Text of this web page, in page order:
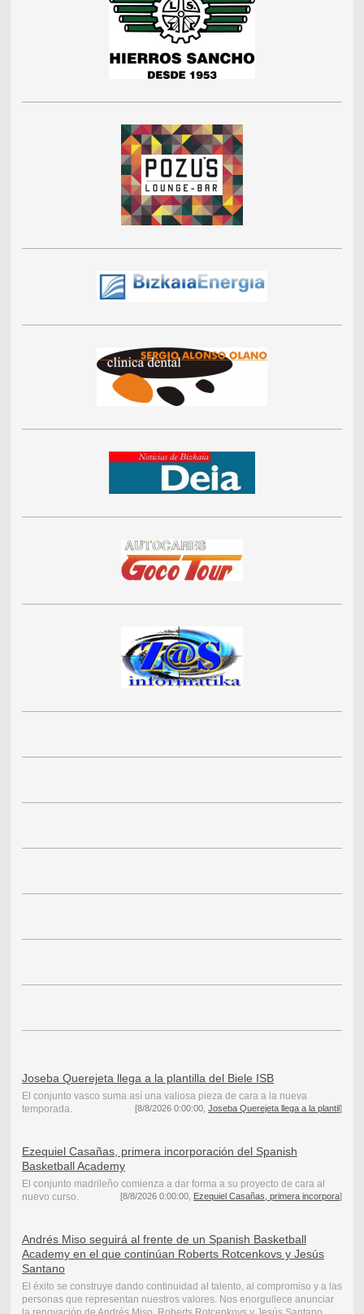
Joseba Querejeta llega a la plantilla del Biele ISB
El conjunto vasco suma así una valiosa pieza de cara a la nueva
temporada.
[8/8/2026 0:00:00,Joseba Querejeta llega a la plantil]
Ezequiel Casañas, primera incorporación del Spanish
Basketball Academy
El conjunto madrileño comienza a dar forma a su proyecto de cara al
nuevo curso.
[8/8/2026 0:00:00, Ezequiel Casañas, primera incorpora]
Andrés Miso seguirá al frente de un Spanish Basketball
Academy en el que continúan Roberts Rotcenkovs y Jesús
Santano
El éxito se construye dando continuidad al talento, al compromiso y a las
personas que representan nuestros valores. Nos enorgullece anunciar